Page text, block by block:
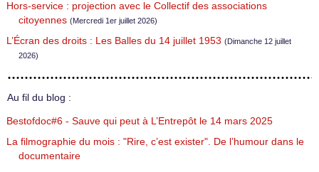
Hors-service : projection avec le Collectif des associations
citoyennes (Mercredi 1er juillet 2026)
L’Écran des droits : Les Balles du 14 juillet 1953 (Dimanche 12 juillet
2026)
Au fil du blog :
Bestofdoc#6 - Sauve qui peut à L’Entrepôt le 14 mars 2025
La filmographie du mois : "Rire, c’est exister". De l’humour dans le
documentaire